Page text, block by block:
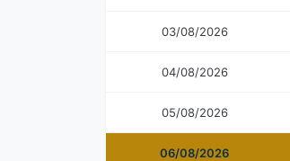
03/08/2026
04/08/2026
05/08/2026
06/08/2026